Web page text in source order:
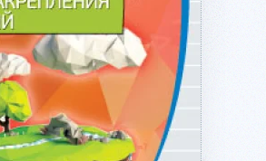
Подробнее...